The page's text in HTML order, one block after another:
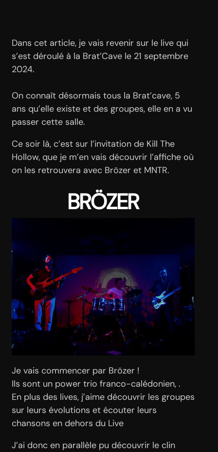
Dans cet article, je vais revenir sur le live qui
s’est déroulé à la Brat’Cave le 21 septembre
2024.
On connaît désormais tous la Brat’cave, 5
ans qu’elle existe et des groupes, elle en a vu
passer cette salle.
Ce soir là, c’est sur l’invitation de Kill The
Hollow, que je m’en vais découvrir l’affiche où
on les retrouvera avec Brözer et MNTR.
BRÖZER
Je vais commencer par Brözer !
Ils sont un power trio franco-calédonien, .
En plus des lives, j’aime découvrir les groupes
sur leurs évolutions et écouter leurs
chansons en dehors du Live
J’ai donc en parallèle pu découvrir le clin